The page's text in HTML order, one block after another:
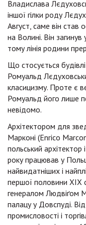
Владислава
іншої гілки роду
Август, саме він став
на Волині. Він
тому лінія родини
Що стосується
Ромуальд
класицизму. Проте є
Ромуальд його лише
невідомо.
Архітектором для
Марконі (Enrico
польський
року працював у
найвидатніших і
першої половини XIX
генералом Людвіґом
палацу у Довспуді.
промисловості і